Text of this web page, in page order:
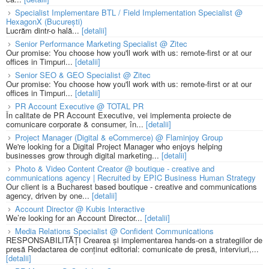
Specialist Implementare BTL / Field Implementation Specialist @
HexagonX (București)
Lucrăm dintr-o hală...[detalii]
Senior Performance Marketing Specialist @ Zitec
Our promise: You choose how you'll work with us: remote-first or at our
offices in Timpuri... [detalii]
Senior SEO & GEO Specialist @ Zitec
Our promise: You choose how you'll work with us: remote-first or at our
offices in Timpuri... [detalii]
PR Account Executive @ TOTAL PR
În calitate de PR Account Executive, vei implementa proiecte de
comunicare corporate & consumer, în... [detalii]
Project Manager (Digital & eCommerce) @ Flaminjoy Group
We're looking for a Digital Project Manager who enjoys helping
businesses grow through digital marketing... [detalii]
Photo & Video Content Creator @ boutique - creative and
communications agency | Recruited by EPIC Business Human Strategy
Our client is a Bucharest based boutique - creative and communications
agency, driven by one... [detalii]
Account Director @ Kubis Interactive
We’re looking for an Account Director... [detalii]
Media Relations Specialist @ Confident Communications
RESPONSABILITĂȚI Crearea și implementarea hands-on a strategiilor de
presă Redactarea de conținut editorial: comunicate de presă, interviuri,...
[detalii]